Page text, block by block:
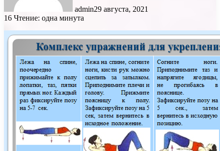
admin29 августа, 2021
16 Чтение: одна минута